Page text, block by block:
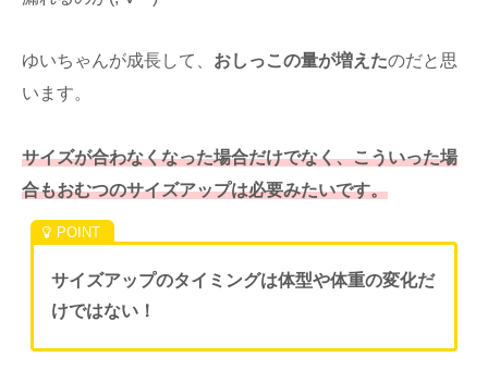
ゆいちゃんが成長して、 おしっこの量が増えたのだと思
います。
サイズが合わなくなった場合だけでなく、こういった場
合もおむつのサイズアップは必要みたいです。
サイズアップのタイミングは体型や体重の変化だ
けではない！